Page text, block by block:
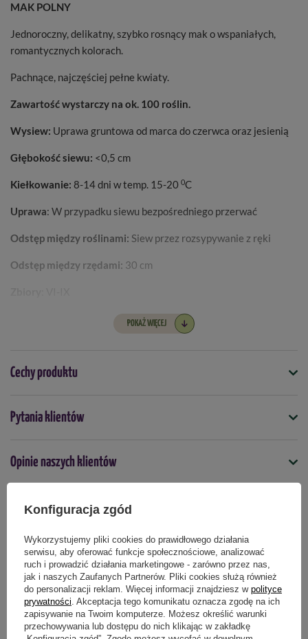
MAK POLNY
Jednoroczny, delikatny, szybko rosnący mak o wspaniałych,
romantycznych kolorach.
Pachnące, najczęściej pełne kwiaty.
Zawartość wystarczy na ok. 100 roślin.
Wysiew: Uprawa gruntowa od marca do czerwca oraz jesienią
Głębokość siewu: <0,5 cm
Kiełkowanie: 8-14 dni w temp. 15-20 0C
Uprawa: W przypadku siewu bezpośredniego przerwać
Odstęp między roślinami: Siew przez rozsypywanie z ręki
Odstęp między rzędami: 30 cm
POKAŻ WIĘCEJ
Cechy produktu
Symbol
4000159087866
nie
Wielokolorowe Czerwony
Termin wysiewu
marzec kwiecień maj czerwiec sierpień wrzesień
październik
Podmiot odpowiedzialny za ten produkt na terenie UE Więcej
Pytania klientów
Opinie naszych klientów
Konfiguracja zgód
Wykorzystujemy pliki cookies do prawidłowego działania
serwisu, aby oferować funkcje społecznościowe, analizować
ruch i prowadzić działania marketingowe - zarówno przez nas,
jak i naszych Zaufanych Partnerów. Pliki cookies służą również
do personalizacji reklam. Więcej informacji znajdziesz w polityce
prywatności . Akceptacja tego komunikatu oznacza zgodę na ich
zapisywanie na Twoim komputerze. Możesz określić warunki
przechowywania lub dostępu do nich klikając w zakładkę